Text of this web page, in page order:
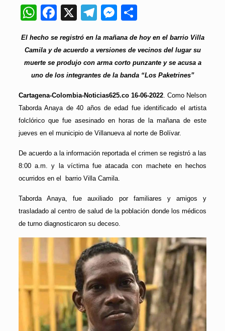
WhatsApp
Facebook
X Telegram
Messenger
El hecho se registró en la mañana de hoy en el barrio Villa
Camila y de acuerdo a versiones de vecinos del lugar su
muerte se produjo con arma corto punzante y se acusa a
uno de los integrantes de la banda “Los Paketrines”
Cartagena-Colombia-Noticias625.co 16-06-2022. Como Nelson
Taborda Anaya de 40 años de edad fue identificado el artista
folclórico que fue asesinado en horas de la mañana de este
jueves en el municipio de Villanueva al norte de Bolívar.
De acuerdo a la información reportada el crimen se registró a las
8:00 a.m. y la víctima fue atacada con machete en hechos
ocurridos en el barrio Villa Camila.
Taborda Anaya, fue auxiliado por familiares y amigos y
trasladado al centro de salud de la población donde los médicos
de turno diagnosticaron su deceso.